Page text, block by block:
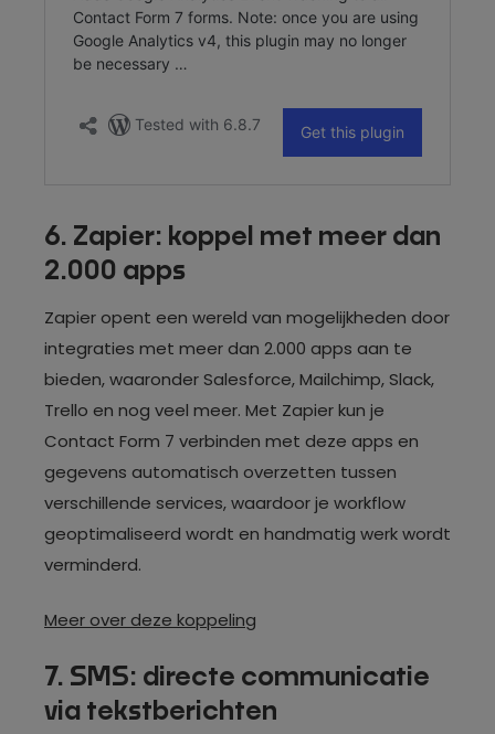
6. Zapier: koppel met meer dan
2.000 apps
Zapier opent een wereld van mogelijkheden door
integraties met meer dan 2.000 apps aan te
bieden, waaronder Salesforce, Mailchimp, Slack,
Trello en nog veel meer. Met Zapier kun je
Contact Form 7 verbinden met deze apps en
gegevens automatisch overzetten tussen
verschillende services, waardoor je workflow
geoptimaliseerd wordt en handmatig werk wordt
verminderd.
Meer over deze koppeling
7. SMS: directe communicatie
via tekstberichten